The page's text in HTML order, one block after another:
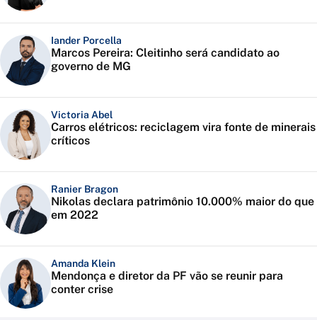
Iander Porcella
Marcos Pereira: Cleitinho será candidato ao
governo de MG
Victoria Abel
Carros elétricos: reciclagem vira fonte de minerais
críticos
Ranier Bragon
Nikolas declara patrimônio 10.000% maior do que
em 2022
Amanda Klein
Mendonça e diretor da PF vão se reunir para
conter crise